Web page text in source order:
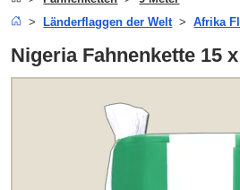
Länderflaggen der Welt
Afrika
Nigeria Fahnenkette 15